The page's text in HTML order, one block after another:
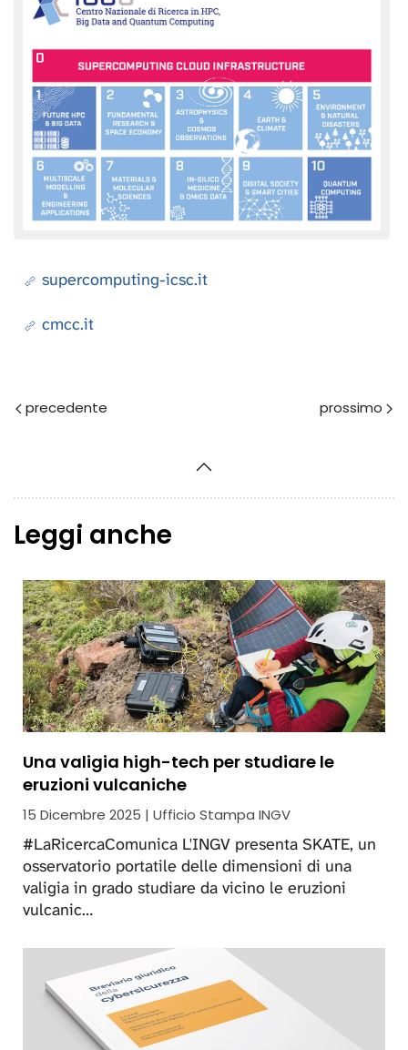
supercomputing-icsc.it
cmcc.it
Leggi anche
Una valigia high-tech per studiare le
eruzioni vulcaniche
15 Dicembre 2025 | Ufficio Stampa INGV
#LaRicercaComunica L'INGV presenta SKATE, un
osservatorio portatile delle dimensioni di una
valigia in grado studiare da vicino le eruzioni
vulcanic…